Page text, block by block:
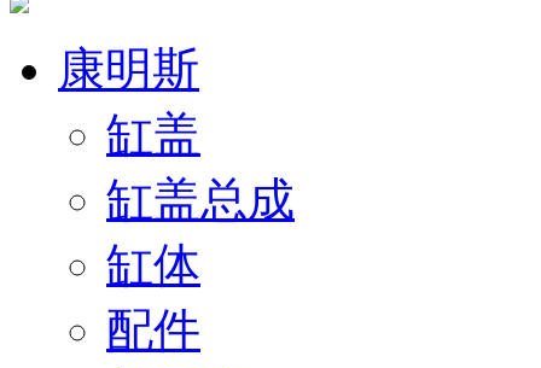
康明斯
缸盖
缸盖总成
缸体
配件